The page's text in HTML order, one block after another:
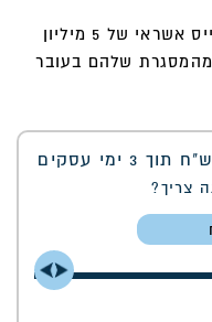
יש גם עסקים גדולים שמצליחים לגייס אשראי של 5 מיליון
שלהם בעובר
צריך?